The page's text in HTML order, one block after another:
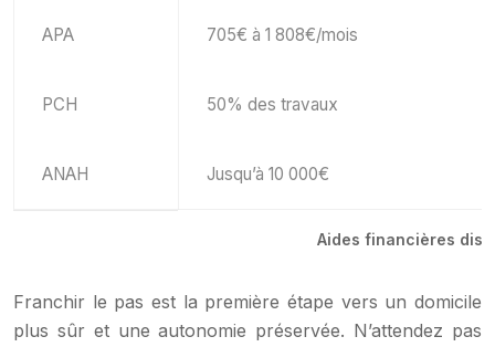
Aides financières
APA 705€ à 1 808€/mois
PCH 50% des travaux
ANAH Jusqu’à 10 000€
Franchir le pas est la première étape vers un domicile
plus sûr et une autonomie préservée. N’attendez pas